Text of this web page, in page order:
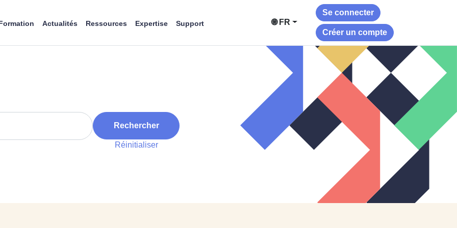
Actualités Ressources Expertise Support 🌐 FR
Se connecter
Créer un compte
Rechercher
Réinitialiser